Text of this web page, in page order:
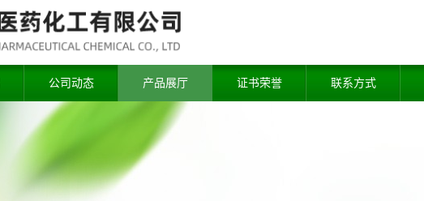
公司动态 产品展厅 证书荣誉 联系方式